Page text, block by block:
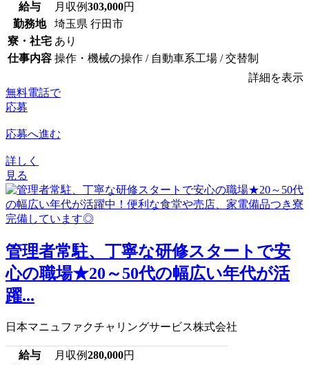
給与 月収例303,000円
勤務地
埼玉県 行田市
寮・社宅 あり
仕事内容 操作・機械の操作 / 自動車系工場 / 交替制
詳細を表示
無料電話で
応募
応募へ進む
詳しく
見る
管理者常駐、丁寧な研修スタートで安
心の職場★20～50代の幅広い年代が活
躍...
日本マニュファクチャリングサービス株式会社
給与 月収例280,000円